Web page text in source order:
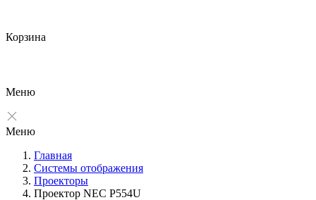
Корзина
Меню
Меню
Главная
Системы отображения
Проекторы
Проектор NEC P554U